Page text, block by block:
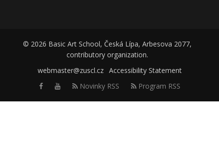
© 2026 Basic Art School, Česká Lípa, Arbesova 2077,
contributory organization.
webmaster@zuscl.cz
Accessibility Statement
FacebookYoutubeNovinky RSS Program RSS